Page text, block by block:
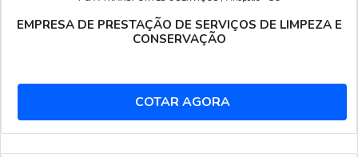
EMPRESA DE PRESTAÇÃO DE SERVIÇOS DE LIMPEZA E
CONSERVAÇÃO
COTAR AGORA